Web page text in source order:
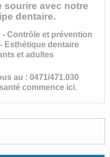
sourire avec notre
dentaire.
Contrôle et prévention
Esthétique dentaire
et adultes
au : 0471/471.030
commence ici.